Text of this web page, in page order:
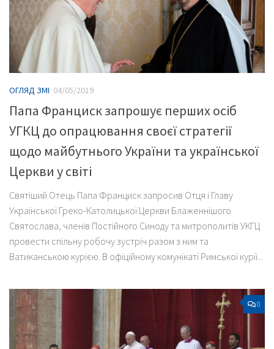
ОГЛЯД ЗМІ 04/05/2019
Папа Франциск запрошує перших осіб
УГКЦ до опрацювання своєї стратегії
щодо майбутнього України та української
Церкви у світі
Святіший Отець Папа Франциск запросив Отця і Главу
Української Греко-Католицької Церкви Блаженнішого
Святослава, членів Постійного Синоду та митрополитів УКГЦ
провести спільну робочу зустріч разом з ним та
Ватиканською курією. В офіційному комунікаті Римської курії...
0